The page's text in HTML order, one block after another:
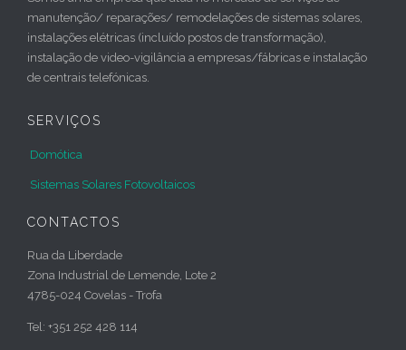
manutenção/ reparações/ remodelações de sistemas solares,
instalações elétricas (incluído postos de transformação),
instalação de video-vigilância a empresas/fábricas e instalação
de centrais telefónicas.
SERVIÇOS
Domótica
Sistemas Solares Fotovoltaicos
CONTACTOS
Rua da Liberdade
Zona Industrial de Lemende, Lote 2
4785-024 Covelas - Trofa
Tel: +351 252 428 114